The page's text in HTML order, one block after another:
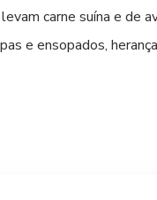
carne suína e de
e ensopados,
municipais e feiras